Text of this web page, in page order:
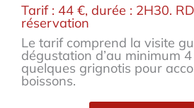
Tarif : 44 €, durée : 2H30.
réservation
Le tarif comprend la visite
dégustation d’au minimum
quelques grignotis pour
boissons.